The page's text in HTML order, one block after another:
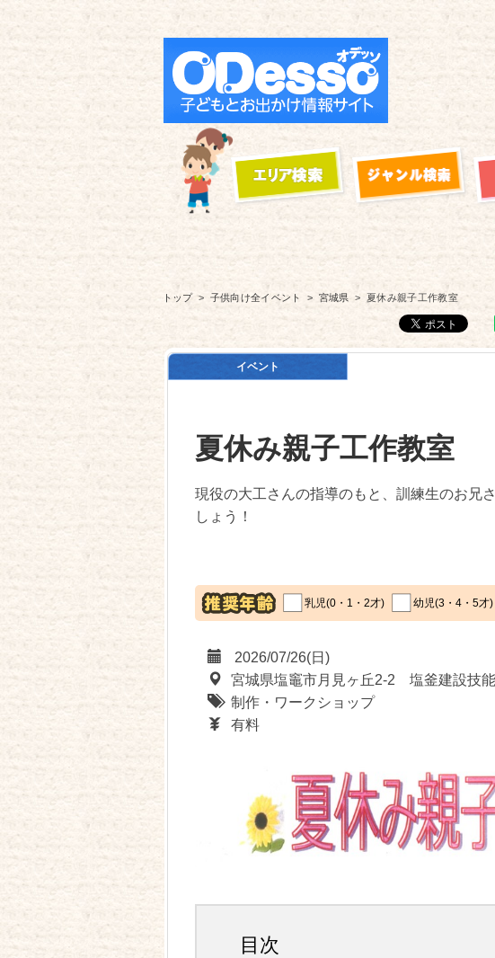
トップ 子供向け全イベント 宮城県 夏休み親子工作教室
イベント
夏休み親子工作教室
現役の大工さんの指導のもと、訓練生のお兄
しょう！
乳児(0・1・2才) 幼児(3・4・5才)
2026/07/26(日)
宮城県塩竈市月見ヶ丘2-2 塩釜建設技
制作・ワークショップ
有料
目次